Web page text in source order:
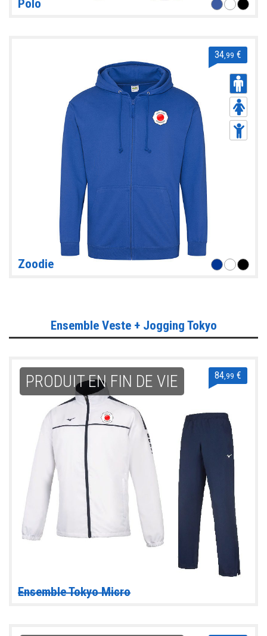
Polo
34,99 €
Zoodie
Ensemble Veste + Jogging Tokyo
84,99 €
PRODUIT EN FIN DE VIE
Ensemble Tokyo Micro